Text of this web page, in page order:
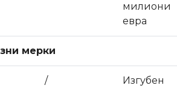
милиони
евра
мерки
/
Изгубен